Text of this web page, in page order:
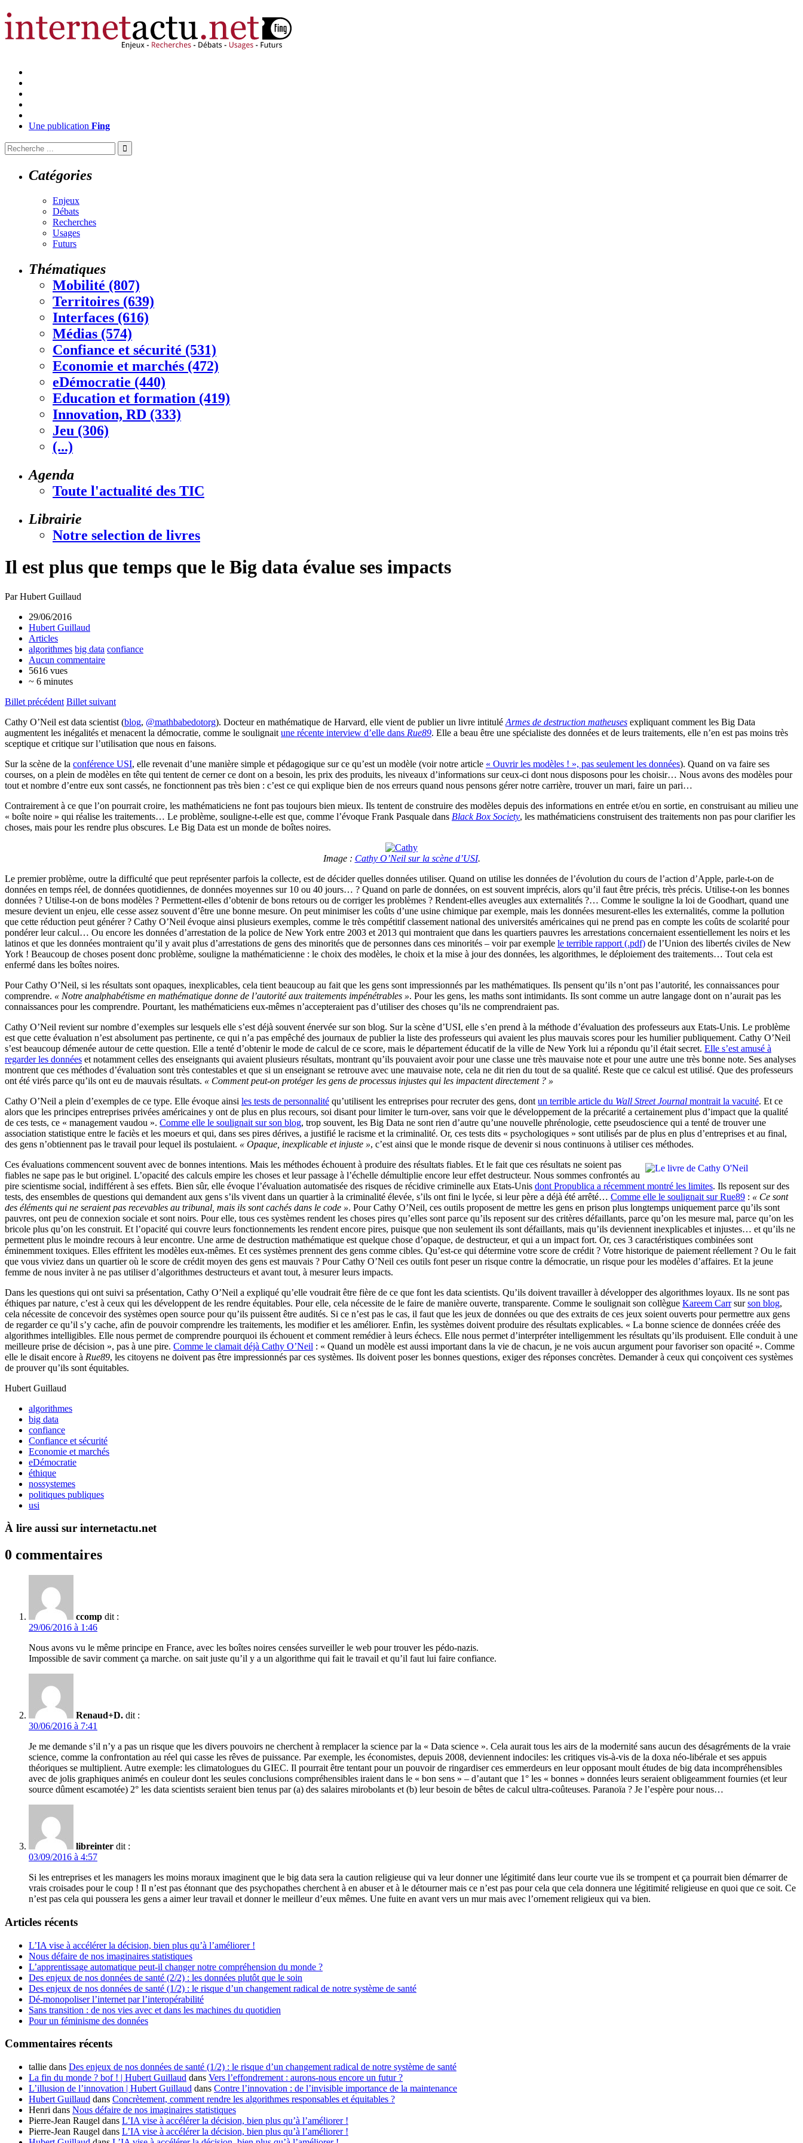
Une publication Fing
Catégories
Enjeux
Débats
Recherches
Usages
Futurs
Thématiques
Mobilité (807)
Territoires (639)
Interfaces (616)
Médias (574)
Confiance et sécurité (531)
Economie et marchés (472)
eDémocratie (440)
Education et formation (419)
Innovation, RD (333)
Jeu (306)
(...)
Agenda
Toute l'actualité des TIC
Librairie
Notre selection de livres
Il est plus que temps que le Big data évalue ses impacts
Par Hubert Guillaud
29/06/2016
Hubert Guillaud
Articles
algorithmes big data confiance
Aucun commentaire
5616 vues
~ 6 minutes
Billet précédent Billet suivant
Cathy O’Neil est data scientist (blog, @mathbabedotorg). Docteur en mathématique de Harvard, elle vient de publier un livre intitulé Armes de destruction matheuses expliquant comment les Big Data
augmentent les inégalités et menacent la démocratie, comme le soulignait une récente interview d’elle dans Rue89. Elle a beau être une spécialiste des données et de leurs traitements, elle n’en est pas moins très
sceptique et critique sur l’utilisation que nous en faisons.
Sur la scène de la conférence USI, elle revenait d’une manière simple et pédagogique sur ce qu’est un modèle (voir notre article « Ouvrir les modèles ! », pas seulement les données). Quand on va faire ses
courses, on a plein de modèles en tête qui tentent de cerner ce dont on a besoin, les prix des produits, les niveaux d’informations sur ceux-ci dont nous disposons pour les choisir… Nous avons des modèles pour
tout et nombre d’entre eux sont cassés, ne fonctionnent pas très bien : c’est ce qui explique bien de nos erreurs quand nous pensons gérer notre carrière, trouver un mari, faire un pari…
Contrairement à ce que l’on pourrait croire, les mathématiciens ne font pas toujours bien mieux. Ils tentent de construire des modèles depuis des informations en entrée et/ou en sortie, en construisant au milieu une
« boîte noire » qui réalise les traitements… Le problème, souligne-t-elle est que, comme l’évoque Frank Pasquale dans Black Box Society, les mathématiciens construisent des traitements non pas pour clarifier les
choses, mais pour les rendre plus obscures. Le Big Data est un monde de boîtes noires.
Image : Cathy O’Neil sur la scène d’USI.
Le premier problème, outre la difficulté que peut représenter parfois la collecte, est de décider quelles données utiliser. Quand on utilise les données de l’évolution du cours de l’action d’Apple, parle-t-on de
données en temps réel, de données quotidiennes, de données moyennes sur 10 ou 40 jours… ? Quand on parle de données, on est souvent imprécis, alors qu’il faut être précis, très précis. Utilise-t-on les bonnes
données ? Utilise-t-on de bons modèles ? Permettent-elles d’obtenir de bons retours ou de corriger les problèmes ? Rendent-elles aveugles aux externalités ?… Comme le souligne la loi de Goodhart, quand une
mesure devient un enjeu, elle cesse assez souvent d’être une bonne mesure. On peut minimiser les coûts d’une usine chimique par exemple, mais les données mesurent-elles les externalités, comme la pollution
que cette réduction peut générer ? Cathy O’Neil évoque ainsi plusieurs exemples, comme le très compétitif classement national des universités américaines qui ne prend pas en compte les coûts de scolarité pour
pondérer leur calcul… Ou encore les données d’arrestation de la police de New York entre 2003 et 2013 qui montraient que dans les quartiers pauvres les arrestations concernaient essentiellement les noirs et les
latinos et que les données montraient qu’il y avait plus d’arrestations de gens des minorités que de personnes dans ces minorités – voir par exemple le terrible rapport (.pdf) de l’Union des libertés civiles de New
York ! Beaucoup de choses posent donc problème, souligne la mathématicienne : le choix des modèles, le choix et la mise à jour des données, les algorithmes, le déploiement des traitements… Tout cela est
enfermé dans les boîtes noires.
Pour Cathy O’Neil, si les résultats sont opaques, inexplicables, cela tient beaucoup au fait que les gens sont impressionnés par les mathématiques. Ils pensent qu’ils n’ont pas l’autorité, les connaissances pour
comprendre. « Notre analphabétisme en mathématique donne de l’autorité aux traitements impénétrables ». Pour les gens, les maths sont intimidants. Ils sont comme un autre langage dont on n’aurait pas les
connaissances pour les comprendre. Pourtant, les mathématiciens eux-mêmes n’accepteraient pas d’utiliser des choses qu’ils ne comprendraient pas.
Cathy O’Neil revient sur nombre d’exemples sur lesquels elle s’est déjà souvent énervée sur son blog. Sur la scène d’USI, elle s’en prend à la méthode d’évaluation des professeurs aux Etats-Unis. Le problème
est que cette évaluation n’est absolument pas pertinente, ce qui n’a pas empêché des journaux de publier la liste des professeurs qui avaient les plus mauvais scores pour les humilier publiquement. Cathy O’Neil
s’est beaucoup démenée autour de cette question. Elle a tenté d’obtenir le mode de calcul de ce score, mais le département éducatif de la ville de New York lui a répondu qu’il était secret. Elle s’est amusé à
regarder les données et notamment celles des enseignants qui avaient plusieurs résultats, montrant qu’ils pouvaient avoir pour une classe une très mauvaise note et pour une autre une très bonne note. Ses analyses
montrent que ces méthodes d’évaluation sont très contestables et que si un enseignant se retrouve avec une mauvaise note, cela ne dit rien du tout de sa qualité. Reste que ce calcul est utilisé. Que des professeurs
ont été virés parce qu’ils ont eu de mauvais résultats. « Comment peut-on protéger les gens de processus injustes qui les impactent directement ? »
Cathy O’Neil a plein d’exemples de ce type. Elle évoque ainsi les tests de personnalité qu’utilisent les entreprises pour recruter des gens, dont un terrible article du Wall Street Journal montrait la vacuité. Et ce
alors que les principes entreprises privées américaines y ont de plus en plus recours, soi disant pour limiter le turn-over, sans voir que le développement de la précarité a certainement plus d’impact que la qualité
de ces tests, ce « management vaudou ». Comme elle le soulignait sur son blog, trop souvent, les Big Data ne sont rien d’autre qu’une nouvelle phrénologie, cette pseudoscience qui a tenté de trouver une
association statistique entre le faciès et les moeurs et qui, dans ses pires dérives, a justifié le racisme et la criminalité. Or, ces tests dits « psychologiques » sont utilisés par de plus en plus d’entreprises et au final,
des gens n’obtiennent pas le travail pour lequel ils postulaient. « Opaque, inexplicable et injuste », c’est ainsi que le monde risque de devenir si nous continuons à utiliser ces méthodes.
Ces évaluations commencent souvent avec de bonnes intentions. Mais les méthodes échouent à produire des résultats fiables. Et le fait que ces résultats ne soient pas
fiables ne sape pas le but originel. L’opacité des calculs empire les choses et leur passage à l’échelle démultiplie encore leur effet destructeur. Nous sommes confrontés au
pire scientisme social, indifférent à ses effets. Bien sûr, elle évoque l’évaluation automatisée des risques de récidive criminelle aux Etats-Unis dont Propublica a récemment montré les limites. Ils reposent sur des
tests, des ensembles de questions qui demandent aux gens s’ils vivent dans un quartier à la criminalité élevée, s’ils ont fini le lycée, si leur père a déjà été arrêté… Comme elle le soulignait sur Rue89 : « Ce sont
des éléments qui ne seraient pas recevables au tribunal, mais ils sont cachés dans le code ». Pour Cathy O’Neil, ces outils proposent de mettre les gens en prison plus longtemps uniquement parce qu’ils sont
pauvres, ont peu de connexion sociale et sont noirs. Pour elle, tous ces systèmes rendent les choses pires qu’elles sont parce qu’ils reposent sur des critères défaillants, parce qu’on les mesure mal, parce qu’on les
bricole plus qu’on les construit. Et l’opacité qui couvre leurs fonctionnements les rendent encore pires, puisque que non seulement ils sont défaillants, mais qu’ils deviennent inexplicables et injustes… et qu’ils ne
permettent plus le moindre recours à leur encontre. Une arme de destruction mathématique est quelque chose d’opaque, de destructeur, et qui a un impact fort. Or, ces 3 caractéristiques combinées sont
éminemment toxiques. Elles effritent les modèles eux-mêmes. Et ces systèmes prennent des gens comme cibles. Qu’est-ce qui détermine votre score de crédit ? Votre historique de paiement réellement ? Ou le fait
que vous viviez dans un quartier où le score de crédit moyen des gens est mauvais ? Pour Cathy O’Neil ces outils font peser un risque contre la démocratie, un risque pour les modèles d’affaires. Et la jeune
femme de nous inviter à ne pas utiliser d’algorithmes destructeurs et avant tout, à mesurer leurs impacts.
Dans les questions qui ont suivi sa présentation, Cathy O’Neil a expliqué qu’elle voudrait être fière de ce que font les data scientists. Qu’ils doivent travailler à développer des algorithmes loyaux. Ils ne sont pas
éthiques par nature, c’est à ceux qui les développent de les rendre équitables. Pour elle, cela nécessite de le faire de manière ouverte, transparente. Comme le soulignait son collègue Kareem Carrsurson blog,
cela nécessite de concevoir des systèmes open source pour qu’ils puissent être audités. Si ce n’est pas le cas, il faut que les jeux de données ou que des extraits de ces jeux soient ouverts pour permettre aux gens
de regarder ce qu’il s’y cache, afin de pouvoir comprendre les traitements, les modifier et les améliorer. Enfin, les systèmes doivent produire des résultats explicables. « La bonne science de données créée des
algorithmes intelligibles. Elle nous permet de comprendre pourquoi ils échouent et comment remédier à leurs échecs. Elle nous permet d’interpréter intelligemment les résultats qu’ils produisent. Elle conduit à une
meilleure prise de décision », pas à une pire. Comme le clamait déjà Cathy O’Neil : « Quand un modèle est aussi important dans la vie de chacun, je ne vois aucun argument pour favoriser son opacité ». Comme
elle le disait encore à Rue89, les citoyens ne doivent pas être impressionnés par ces systèmes. Ils doivent poser les bonnes questions, exiger des réponses concrètes. Demander à ceux qui conçoivent ces systèmes
de prouver qu’ils sont équitables.
Hubert Guillaud
algorithmes
big data
confiance
Confiance et sécurité
Economie et marchés
eDémocratie
éthique
nossystemes
politiques publiques
usi
À lire aussi sur internetactu.net
0 commentaires
ccomp dit :
29/06/2016 à 1:46
Nous avons vu le même principe en France, avec les boîtes noires censées surveiller le web pour trouver les pédo-nazis.
Impossible de savir comment ça marche. on sait juste qu’il y a un algorithme qui fait le travail et qu’il faut lui faire confiance.
Renaud+D. dit :
30/06/2016 à 7:41
Je me demande s’il n’y a pas un risque que les divers pouvoirs ne cherchent à remplacer la science par la « Data science ». Cela aurait tous les airs de la modernité sans aucun des désagréments de la vraie
science, comme la confrontation au réel qui casse les rêves de puissance. Par exemple, les économistes, depuis 2008, deviennent indociles: les critiques vis-à-vis de la doxa néo-libérale et ses appuis
théoriques se multiplient. Autre exemple: les climatologues du GIEC. Il pourrait être tentant pour un pouvoir de ringardiser ces emmerdeurs en leur opposant moult études de big data incompréhensibles
avec de jolis graphiques animés en couleur dont les seules conclusions compréhensibles iraient dans le « bon sens » – d’autant que 1° les « bonnes » données leurs seraient obligeamment fournies (et leur
source dûment escamotée) 2° les data scientists seraient bien tenus par (a) des salaires mirobolants et (b) leur besoin de bêtes de calcul ultra-coûteuses. Paranoïa ? Je l’espère pour nous…
libreinter dit :
03/09/2016 à 4:57
Si les entreprises et les managers les moins moraux imaginent que le big data sera la caution religieuse qui va leur donner une légitimité dans leur courte vue ils se trompent et ça pourrait bien démarrer de
vrais croisades pour le coup ! Il n’est pas étonnant que des psychopathes cherchent à en abuser et à le détourner mais ce n’est pas pour cela que cela donnera une légitimité religieuse en quoi que ce soit. Ce
n’est pas cela qui poussera les gens a aimer leur travail et donner le meilleur d’eux mêmes. Une fuite en avant vers un mur mais avec l’ornement religieux qui va bien.
Articles récents
L’IA vise à accélérer la décision, bien plus qu’à l’améliorer !
Nous défaire de nos imaginaires statistiques
L’apprentissage automatique peut-il changer notre compréhension du monde ?
Des enjeux de nos données de santé (2/2) : les données plutôt que le soin
Des enjeux de nos données de santé (1/2) : le risque d’un changement radical de notre système de santé
Dé-monopoliser l’internet par l’interopérabilité
Sans transition : de nos vies avec et dans les machines du quotidien
Pour un féminisme des données
Commentaires récents
tallie dans Des enjeux de nos données de santé (1/2) : le risque d’un changement radical de notre système de santé
La fin du monde ? bof ! | Hubert Guillaud dans Vers l’effondrement : aurons-nous encore un futur ?
L’illusion de l’innovation | Hubert Guillaud dans Contre l’innovation : de l’invisible importance de la maintenance
Hubert Guillaud dans Concrètement, comment rendre les algorithmes responsables et équitables ?
Henri dans Nous défaire de nos imaginaires statistiques
Pierre-Jean Raugel dans L’IA vise à accélérer la décision, bien plus qu’à l’améliorer !
Pierre-Jean Raugel dans L’IA vise à accélérer la décision, bien plus qu’à l’améliorer !